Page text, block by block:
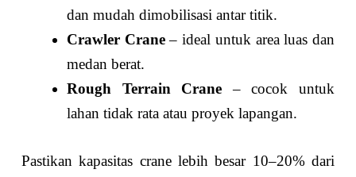
dan mudah dimobilisasi antar titik.
Crawler Crane– ideal untuk area luas dan
medan berat.
Rough Terrain Crane – cocok untuk
lahan tidak rata atau proyek lapangan.
Pastikan kapasitas crane lebih besar 10–20% dari